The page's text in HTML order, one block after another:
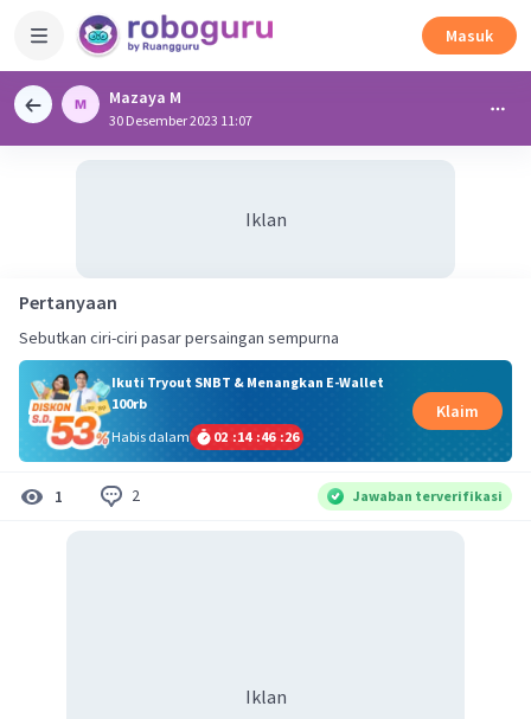
Masuk
Mazaya M
30 Desember 2023 11:07
Iklan
Pertanyaan
Sebutkan ciri-ciri pasar persaingan sempurna
Ikuti Tryout SNBT & Menangkan E-Wallet
100rb
Habis dalam
02 :14 :46 :26
Klaim
1 2 Jawaban terverifikasi
Iklan